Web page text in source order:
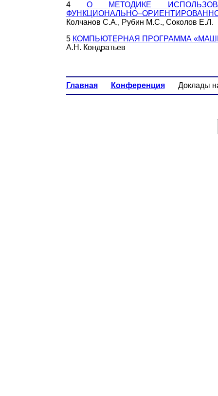
4 О МЕТОДИКЕ
Колчанов С.А., Рубин М.С., Соколов Е.Л.
5 КОМПЬЮТЕРНАЯ ПРОГРАММА
А.Н. Кондратьев
Главная Конференция Доклады